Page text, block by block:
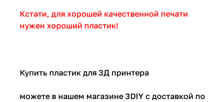
Кстати, для хорошей качественной печати
нужен хороший пластик!
Купить пластик для 3Д принтера
можете в нашем магазине 3DIY с доставкой по